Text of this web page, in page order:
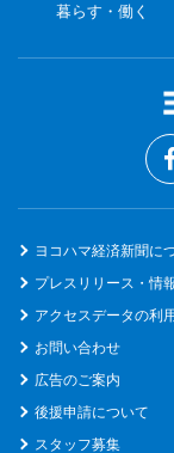
暮らす・働く
ヨコハマ経済新聞に
プレスリリース・情
アクセスデータの利
お問い合わせ
広告のご案内
後援申請について
スタッフ募集